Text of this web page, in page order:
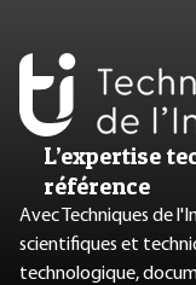
L’expertise
référence
Avec Techniques de
scientifiques et
technologique,